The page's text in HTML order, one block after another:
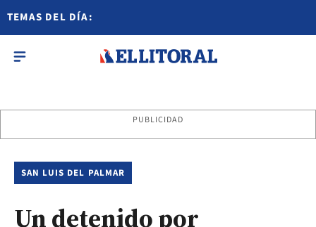
TEMAS DEL DÍA:
PUBLICIDAD
SAN LUIS DEL PALMAR
Un detenido por